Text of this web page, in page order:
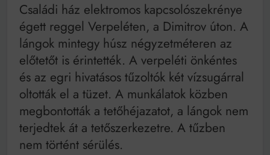
Családi ház elektromos kapcsolószekrénye
égett reggel Verpeléten, a Dimitrov úton. A
lángok mintegy húsz négyzetméteren az
előtetőt is érintették. A verpeléti önkéntes
és az egri hivatásos tűzoltók két vízsugárral
oltották el a tüzet. A munkálatok közben
megbontották a tetőhéjazatot, a lángok nem
terjedtek át a tetőszerkezetre. A tűzben
nem történt sérülés.